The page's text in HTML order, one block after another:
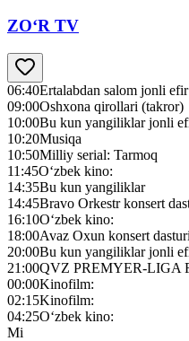
ZO‘R TV
06:40Ertalabdan salom jonli efir
09:00Oshxona qirollari (takror)
10:00Bu kun yangiliklar jonli
10:20Musiqa
10:50Milliy serial: Tarmoq
11:45O‘zbek kino:
14:35Bu kun yangiliklar
14:45Bravo Orkestr konsert
16:10O‘zbek kino:
18:00Avaz Oxun konsert
20:00Bu kun yangiliklar jonli
21:00QVZ PREMYER-LIGA
00:00Kinofilm:
02:15Kinofilm:
04:25O‘zbek kino:
Mi